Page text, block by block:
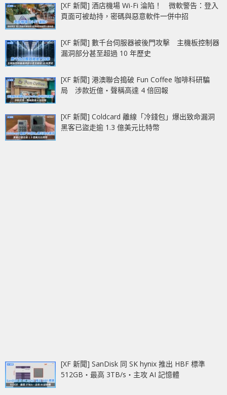
[XF 新聞] 酒店機場 Wi-Fi 淪陷！ 微軟警告：登入
頁面可被劫持，密碼與惡意軟件一併中招
[XF 新聞] 數千台伺服器被後門攻擊 主機板控制器
漏洞部分甚至超過 10 年歷史
[XF 新聞] 港澳聯合搗破 Fun Coffee 咖啡科研騙
局 涉款近億‧聲稱高達 4 倍回報
[XF 新聞] Coldcard 離線「冷錢包」爆出致命漏洞
黑客已盜走逾 1.3 億美元比特幣
[XF 新聞] SanDisk 同 SK hynix 推出 HBF 標準
512GB‧最高 3TB/s‧主攻 AI 記憶體